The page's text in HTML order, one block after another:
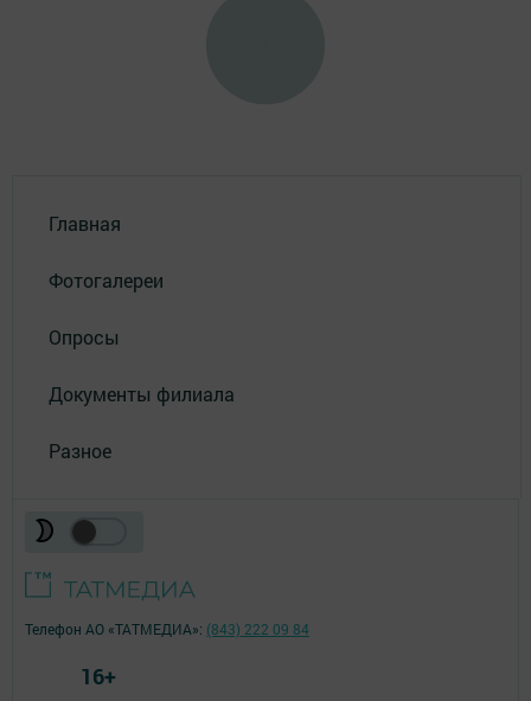
Главная
Фотогалереи
Опросы
Документы филиала
Разное
Телефон АО «ТАТМЕДИА»: (843) 222 09 84
16+